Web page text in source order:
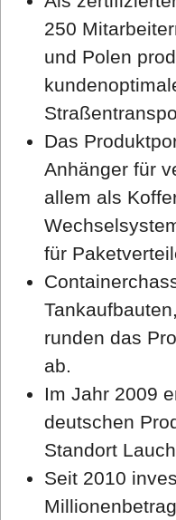
250
und Polen
Das
Anhänger für
allem als
für
runden das
ab.
Im Jahr 2009
deutschen
Standort
Seit 2010